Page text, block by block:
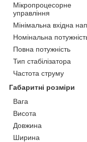
Мікропроцесорне
управління
Мінімальна вхідна
Номінальна
Повна потужність
Тип стабілізатора
Частота струму
Габаритні розміри
Вага
Висота
Довжина
Ширина